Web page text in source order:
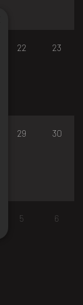
22 23
29 30
5 6